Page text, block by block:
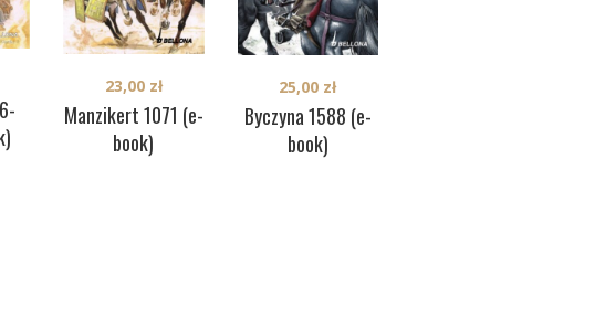
Manzikert 1071 (e-
book)
23,00 zł
Byczyna 1588 (e-
book)
25,00 zł